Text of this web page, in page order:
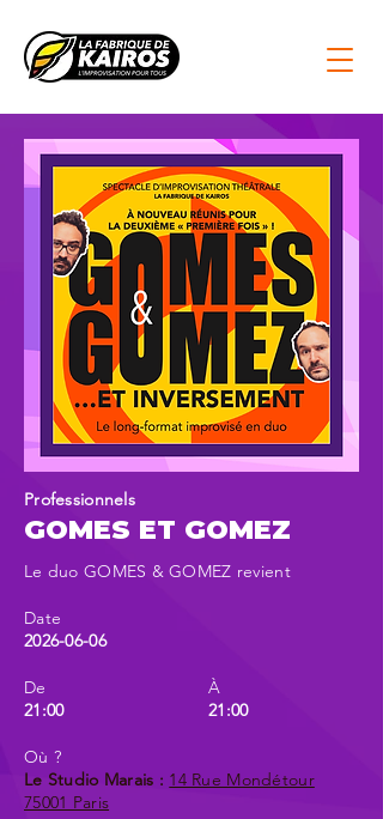
Professionnels
GOMES ET GOMEZ
Le duo GOMES & GOMEZ revient
Date
2026-06-06
De
21:00
À
21:00
Où ?
Le Studio Marais : 14 Rue Mondétour
75001 Paris